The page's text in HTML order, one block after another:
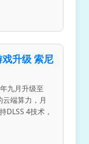
升级 索尼
九月升级至
端算力，月
DLSS 4技术，